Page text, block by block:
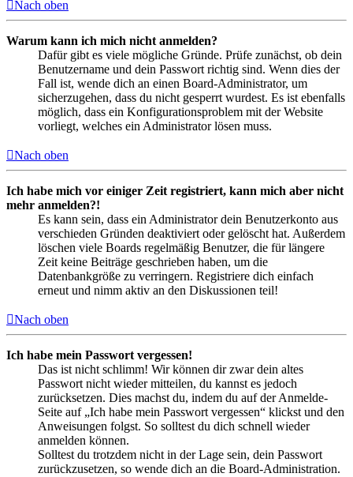
Nach oben
Warum kann ich mich nicht anmelden?
Dafür gibt es viele mögliche Gründe. Prüfe zunächst, ob dein
Benutzername und dein Passwort richtig sind. Wenn dies der
Fall ist, wende dich an einen Board-Administrator, um
sicherzugehen, dass du nicht gesperrt wurdest. Es ist ebenfalls
möglich, dass ein Konfigurationsproblem mit der Website
vorliegt, welches ein Administrator lösen muss.
Nach oben
Ich habe mich vor einiger Zeit registriert, kann mich aber nicht
mehr anmelden?!
Es kann sein, dass ein Administrator dein Benutzerkonto aus
verschieden Gründen deaktiviert oder gelöscht hat. Außerdem
löschen viele Boards regelmäßig Benutzer, die für längere
Zeit keine Beiträge geschrieben haben, um die
Datenbankgröße zu verringern. Registriere dich einfach
erneut und nimm aktiv an den Diskussionen teil!
Nach oben
Ich habe mein Passwort vergessen!
Das ist nicht schlimm! Wir können dir zwar dein altes
Passwort nicht wieder mitteilen, du kannst es jedoch
zurücksetzen. Dies machst du, indem du auf der Anmelde-
Seite auf „Ich habe mein Passwort vergessen“ klickst und den
Anweisungen folgst. So solltest du dich schnell wieder
anmelden können.
Solltest du trotzdem nicht in der Lage sein, dein Passwort
zurückzusetzen, so wende dich an die Board-Administration.